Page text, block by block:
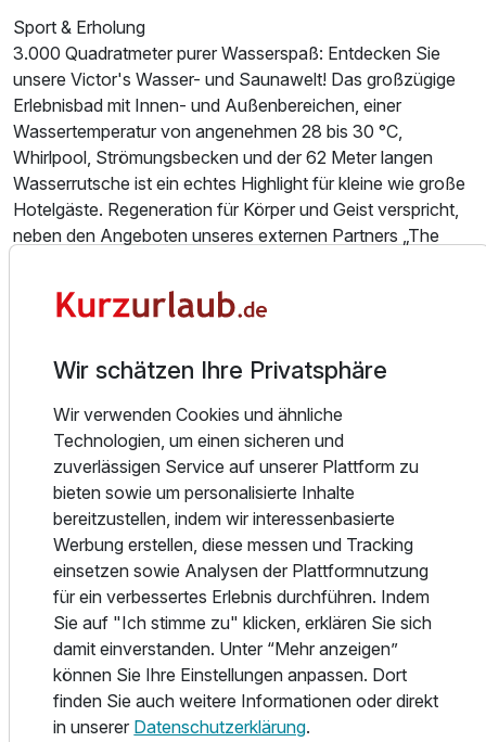
Für 7 Tage p.P. ab949,00 €
Sport & Erholung
3.000 Quadratmeter purer Wasserspaß: Entdecken Sie
unsere Victor's Wasser- und Saunawelt! Das großzügige
Erlebnisbad mit Innen- und Außenbereichen, einer
Wassertemperatur von angenehmen 28 bis 30 °C,
Whirlpool, Strömungsbecken und der 62 Meter langen
Wasserrutsche ist ein echtes Highlight für kleine wie große
Hotelgäste. Regeneration für Körper und Geist verspricht,
neben den Angeboten unseres externen Partners „The
Saunen, davon eine Außensauna, Tepidarium, Laconium,
Infrarotkabine und Dampfbad. Ins Schwitzen kommen Sie
Sporthalle, Fitnessraum, zwei Squash-Courts und
Badminton-Plätzen. Nur wenige Meter vom Hotel entfernt
liegen zwei Fußballplätze mit bundesligatauglichen
Trainingsbedingungen, die von Vereinen bei der
Gemeindeverwaltung angemietet werden können. Werden
Sie aktiv im idyllischen Eichsfeld!
Freizeit
Willkommen im wunderschönen Eichsfeld! Erkunden Sie
die zentral in Deutschland gelegene Region zum Beispiel
auf den hervorragend ausgebauten Radwegen. Oder
schnüren Sie lieber die Wanderschuhe? Als
„Qualitätsgastgeber Wanderbares Deutschland“ zeigen wir
Ihnen die schönsten Touren rund um unser Hotel. Viele
attraktive Ausflugsziele warten auf Sie: In direkter
Wir schätzen Ihre Privatsphäre
Wir verwenden Cookies und ähnliche
Technologien, um einen sicheren und
zuverlässigen Service auf unserer Plattform zu
bieten sowie um personalisierte Inhalte
bereitzustellen, indem wir interessenbasierte
Werbung erstellen, diese messen und Tracking
einsetzen sowie Analysen der Plattformnutzung
für ein verbessertes Erlebnis durchführen. Indem
Sie auf "Ich stimme zu" klicken, erklären Sie sich
damit einverstanden. Unter “Mehr anzeigen”
können Sie Ihre Einstellungen anpassen. Dort
finden Sie auch weitere Informationen oder direkt
in unserer Datenschutzerklärung.